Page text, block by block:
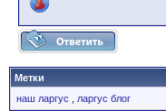
Метки
наш ларгус
ларгус блог